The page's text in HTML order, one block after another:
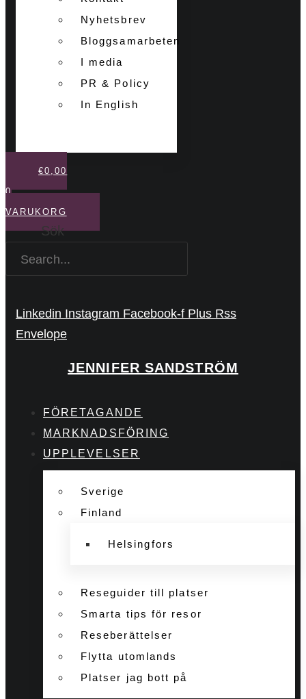
Nyhetsbrev
Bloggsamarbeten
I media
PR & Policy
In English
€0,00
0
VARUKORG
Sök
Linkedin Instagram Facebook-f Plus Rss
Envelope
JENNIFER SANDSTRÖM
FÖRETAGANDE
MARKNADSFÖRING
UPPLEVELSER
Sverige
Finland
Helsingfors
Reseguider till platser
Smarta tips för resor
Reseberättelser
Flytta utomlands
Platser jag bott på